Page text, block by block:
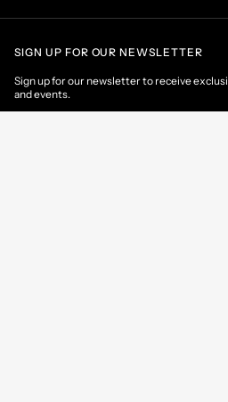
SIGN UP FOR OUR NEWSLETTER
Sign up for our newsletter to receive
and events.